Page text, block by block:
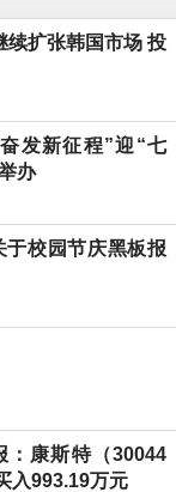
续扩张韩国市场 投
发新征程”迎“七
办
校园节庆黑板报
：康斯特（30044
入993.19万元